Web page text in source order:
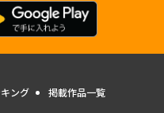
ング 掲載作品一覧